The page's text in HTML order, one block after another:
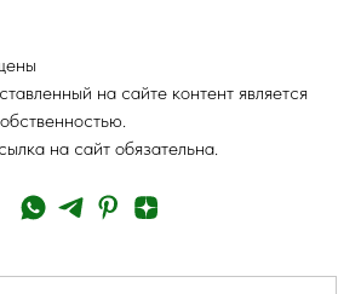
на сайте контент является
на сайт обязательна.